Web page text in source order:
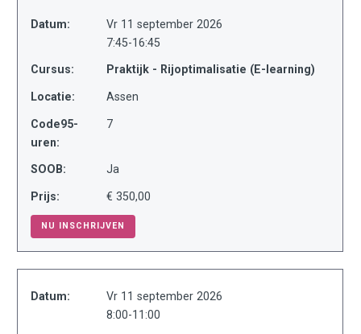
Datum:
Vr 11 september 2026
7:45-16:45
Cursus: Praktijk - Rijoptimalisatie (E-learning)
Locatie: Assen
Code95-
uren:
7
SOOB: Ja
Prijs: € 350,00
NU INSCHRIJVEN
Datum:
Vr 11 september 2026
8:00-11:00